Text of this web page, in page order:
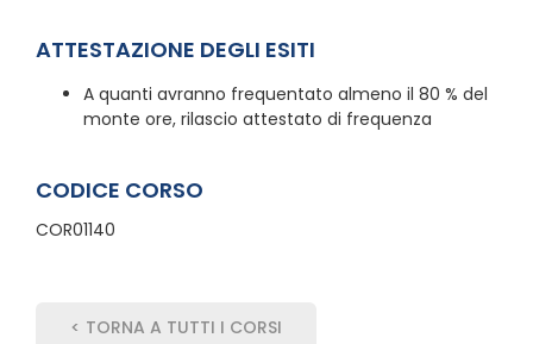
ATTESTAZIONE DEGLI ESITI
A quanti avranno frequentato almeno il 80 % del
monte ore, rilascio attestato di frequenza
CODICE CORSO
COR01140
< TORNA A TUTTI I CORSI